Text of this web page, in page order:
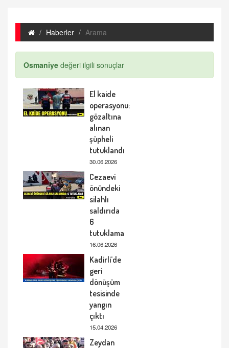
Haberler Arama
Osmaniye değeri ilgili sonuçlar
El kaide
operasyonu:
gözaltına
alınan
şüpheli
tutuklandı
30.06.2026
Cezaevi
önündeki
silahlı
saldırıda
6
tutuklama
16.06.2026
Kadirli’de
geri
dönüşüm
tesisinde
yangın
çıktı
15.04.2026
Zeydan